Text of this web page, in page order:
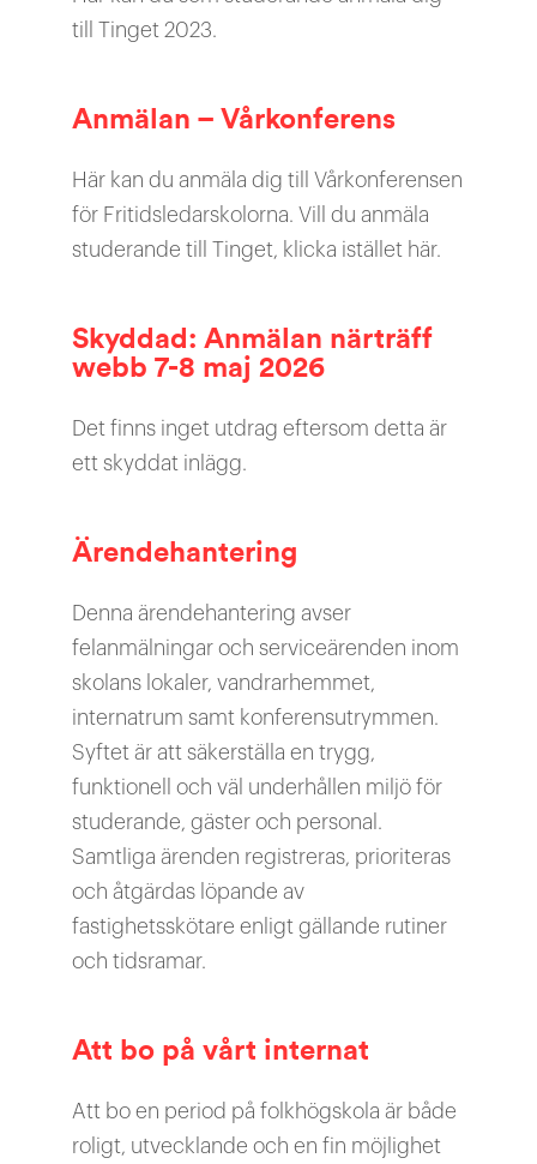
till Tinget 2023.
Anmälan – Vårkonferens
Här kan du anmäla dig till Vårkonferensen
för Fritidsledarskolorna. Vill du anmäla
studerande till Tinget, klicka istället här.
Skyddad: Anmälan närträff
webb 7-8 maj 2026
Det finns inget utdrag eftersom detta är
ett skyddat inlägg.
Ärendehantering
Denna ärendehantering avser
felanmälningar och serviceärenden inom
skolans lokaler, vandrarhemmet,
internatrum samt konferensutrymmen.
Syftet är att säkerställa en trygg,
funktionell och väl underhållen miljö för
studerande, gäster och personal.
Samtliga ärenden registreras, prioriteras
och åtgärdas löpande av
fastighetsskötare enligt gällande rutiner
och tidsramar.
Att bo på vårt internat
Att bo en period på folkhögskola är både
roligt, utvecklande och en fin möjlighet